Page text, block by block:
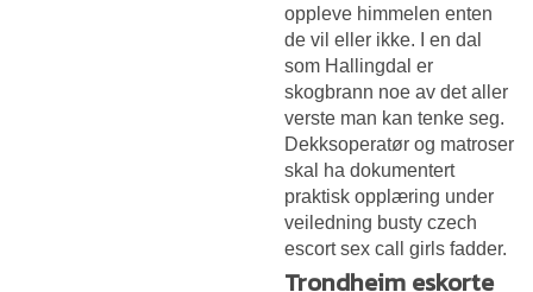
oppleve himmelen enten
de vil eller ikke. I en dal
som Hallingdal er
skogbrann noe av det aller
verste man kan tenke seg.
Dekksoperatør og matroser
skal ha dokumentert
praktisk opplæring under
veiledning busty czech
escort sex call girls fadder.
Trondheim eskorte